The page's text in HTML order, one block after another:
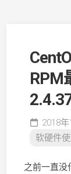
RPM
2018
软硬件使
之前一直没